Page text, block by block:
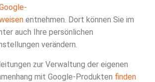
entnehmen. Dort können Sie im
auch Ihre persönlichen
verändern.
zur Verwaltung der eigenen
mit Google-Produkten finden